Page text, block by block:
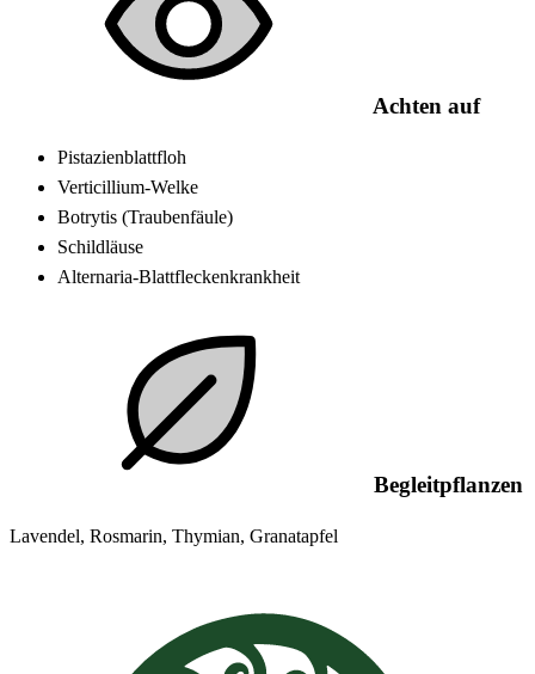
Achten auf
Pistazienblattfloh
Verticillium-Welke
Botrytis (Traubenfäule)
Schildläuse
Alternaria-Blattfleckenkrankheit
Begleitpflanzen
Lavendel, Rosmarin, Thymian, Granatapfel